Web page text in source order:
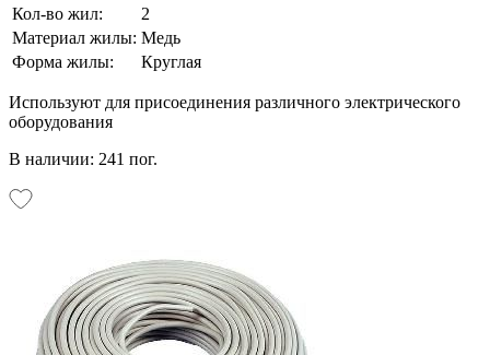
Кол-во жил:
2
Материал жилы: Медь
Форма жилы:
Круглая
Используют для присоединения различного электрического
оборудования
В наличии: 241 пог.